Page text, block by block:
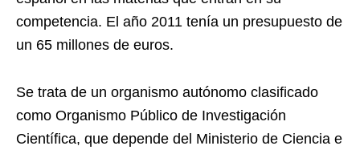
competencia. El año 2011 tenía un presupuesto de
un 65 millones de euros.
Se trata de un organismo autónomo clasificado
como Organismo Público de Investigación
Científica, que depende del Ministerio de Ciencia e